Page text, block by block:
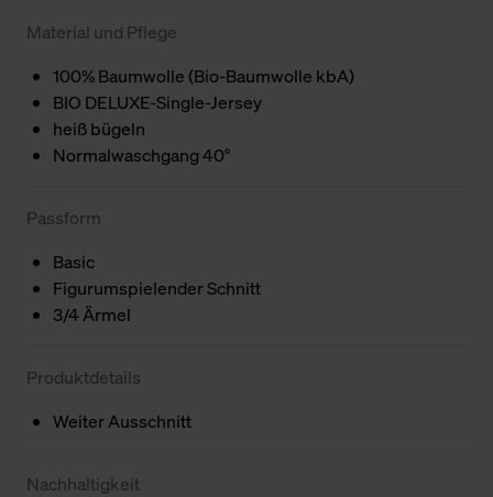
Material und Pflege
100% Baumwolle (Bio-Baumwolle kbA)
BIO DELUXE-Single-Jersey
heiß bügeln
Normalwaschgang 40°
Passform
Basic
Figurumspielender Schnitt
3/4 Ärmel
Produktdetails
Weiter Ausschnitt
Nachhaltigkeit